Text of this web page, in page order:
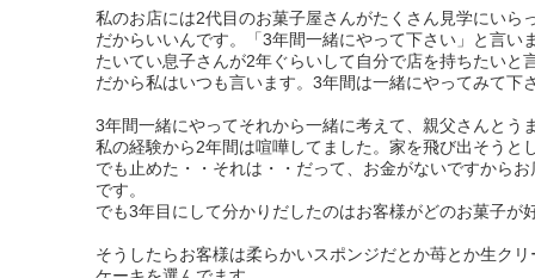
私のお店には2代目のお菓子屋さんがたくさん見学にい
だからいいんです。「3年間一緒にやって下さい」と言い
たいてい息子さんが2年ぐらいして自分で店を持ちたいと
だから私はいつも言います。3年間は一緒にやってみて下
3年間一緒にやってそれから一緒に考えて、親父さんとう
私の経験から2年間は喧嘩してました。家を飛び出そうと
でも止めた・・それは・・だって、お金がないですから
です。
でも3年目にして分かりだしたのはお客様がどのお菓子が
そうしたらお客様は柔らかいスポンジだとか苺とか生ク